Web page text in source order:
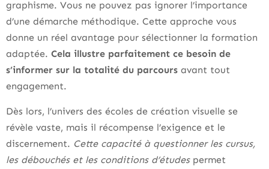
graphisme. Vous ne pouvez pas ignorer l’importance
d’une démarche méthodique. Cette approche vous
donne un réel avantage pour sélectionner la formation
adaptée. Cela illustre parfaitement ce besoin de
s’informer sur la totalité du parcours avant tout
engagement.
Dès lors, l’univers des écoles de création visuelle se
révèle vaste, mais il récompense l’exigence et le
discernement. Cette capacité à questionner les cursus,
les débouchés et les conditions d’étudespermet